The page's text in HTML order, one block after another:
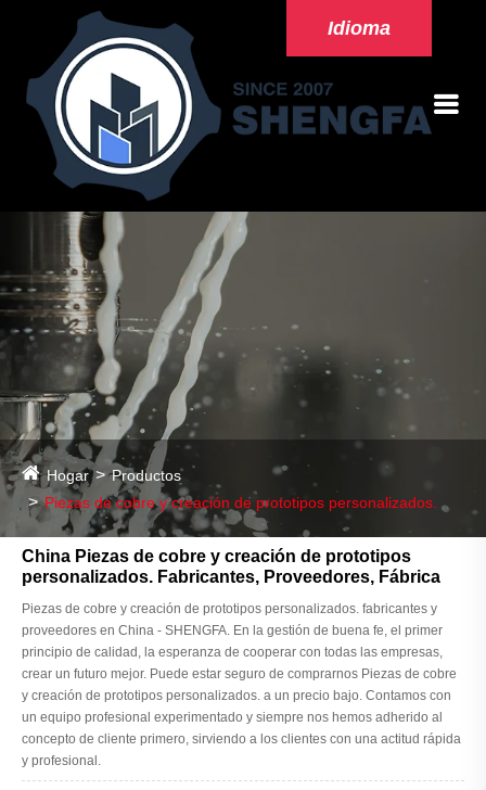
Idioma
Hogar
Productos
Piezas de cobre y creación de prototipos personalizados.
China Piezas de cobre y creación de prototipos
personalizados. Fabricantes, Proveedores, Fábrica
Piezas de cobre y creación de prototipos personalizados. fabricantes y
proveedores en China - SHENGFA. En la gestión de buena fe, el primer
principio de calidad, la esperanza de cooperar con todas las empresas,
crear un futuro mejor. Puede estar seguro de comprarnos Piezas de cobre
y creación de prototipos personalizados. a un precio bajo. Contamos con
un equipo profesional experimentado y siempre nos hemos adherido al
concepto de cliente primero, sirviendo a los clientes con una actitud rápida
y profesional.